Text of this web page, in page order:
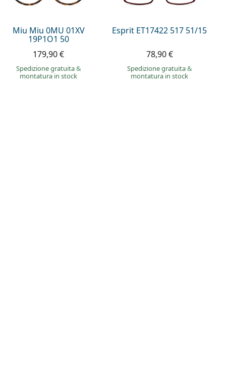
Miu Miu 0MU 01XV
19P1O1 50
179,90 €
Spedizione gratuita&
montatura in stock
Esprit ET17422 517 51/15
78,90 €
Spedizione gratuita&
montatura in stock